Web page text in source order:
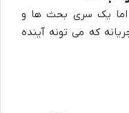
اما یک سری بحث ها و